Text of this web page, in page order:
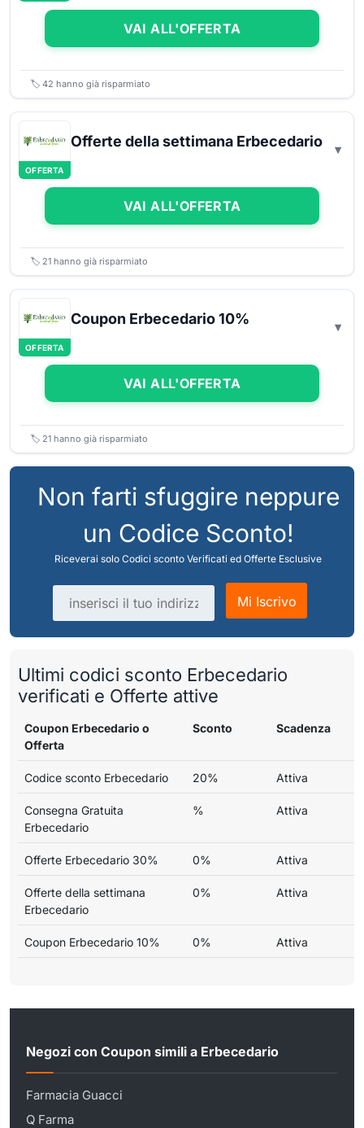
VAI ALL'OFFERTA
🏷️ 42 hanno già risparmiato
OFFERTA
Offerte della settimana Erbecedario
VAI ALL'OFFERTA
🏷️ 21 hanno già risparmiato
OFFERTA
Coupon Erbecedario 10%
VAI ALL'OFFERTA
🏷️ 21 hanno già risparmiato
Non farti sfuggire neppure
un Codice Sconto!
Riceverai solo Codici sconto Verificati ed Offerte Esclusive
Indirizzo email
Mi Iscrivo
Ultimi codici sconto Erbecedario
verificati e Offerte attive
Coupon Erbecedario o
Offerta
Sconto Scadenza
Codice sconto Erbecedario 20% Attiva
Consegna Gratuita
Erbecedario
% Attiva
Offerte Erbecedario 30% 0% Attiva
Offerte della settimana
Erbecedario
0% Attiva
Coupon Erbecedario 10% 0% Attiva
Negozi con Coupon simili a Erbecedario
Farmacia Guacci
Q Farma